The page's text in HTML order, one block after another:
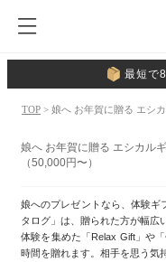
最短で
TOP > 娘へ お年賀に贈る エシ
娘へ お年賀に贈る エシカル
（50,000円〜）
娘へのプレゼントなら、体験ギ
タログ」は、贈られた方が幅広
体験を集めた「Relax Gift」や
時間を贈れます。相手を思う気